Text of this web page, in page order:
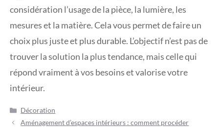
considération l’usage de la pièce, la lumière, les
mesures et la matière. Cela vous permet de faire un
choix plus juste et plus durable. L’objectif n’est pas de
trouver la solution la plus tendance, mais celle qui
répond vraiment à vos besoins et valorise votre
intérieur.
Catégories
Décoration
Aménagement d’espaces intérieurs : comment procéder